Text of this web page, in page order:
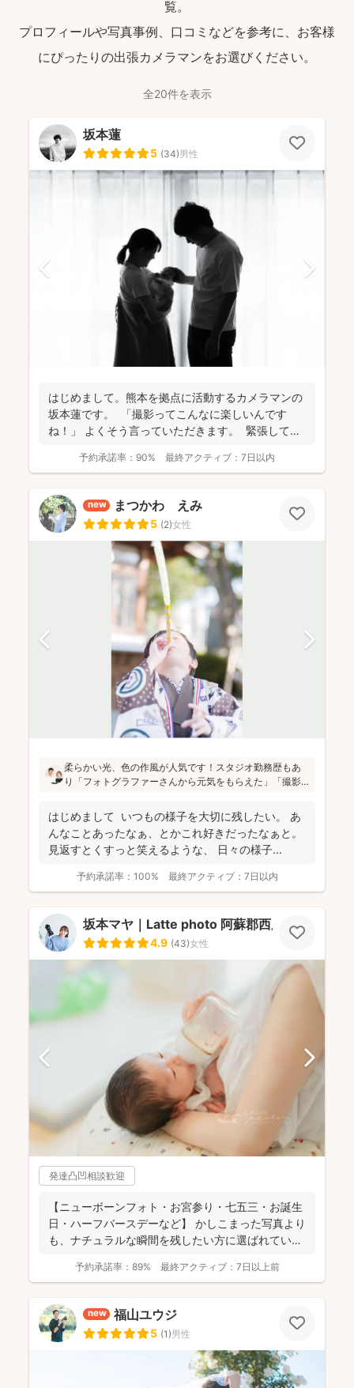
覧。
プロフィールや写真事例、口コミなどを参考に、お客様
にぴったりの出張カメラマンをお選びください。
全20件を表示
坂本蓮
5 (34)男性
はじめまして。熊本を拠点に活動するカメラマンの
坂本蓮です。 「撮影ってこんなに楽しいんです
ね！」 よくそう言っていただきます。 緊張してい
予約承諾率： 90% 最終アクティブ： 7日以内
new まつかわ えみ
5 (2)女性
柔らかい光、色の作風が人気です！スタジオ勤務歴もあ
り「フォトグラファーさんから元気をもらえた」「撮影
写真ではなく、お子さん・親御さんの目線で、自然な様
子を撮影してお届けします(^^)
はじめまして いつもの様子を大切に残したい。 あ
んなことあったなぁ、とかこれ好きだったなぁと。
見返すとくすっと笑えるような、 日々の様子...
予約承諾率： 100% 最終アクティブ： 7日以内
坂本マヤ｜Latte photo 阿蘇郡西原村
4.9 (43)女性
発達凸凹相談歓迎
【ニューボーンフォト・お宮参り・七五三・お誕生
日・ハーフバースデーなど】 かしこまった写真より
も、ナチュラルな瞬間を残したい方に選ばれていま
予約承諾率： 89% 最終アクティブ： 7日以上前
new 福山ユウジ
5 (1)男性